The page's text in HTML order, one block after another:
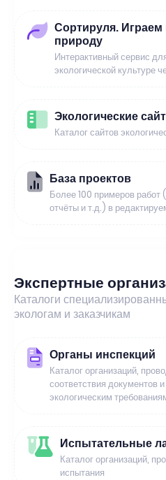
Сортируля.
природу
Интерактивный сервис
экологической культуре
Экологические
Каталог сайтов
База проектов
Более 100 примеров
отчёты и т.д.) в
Экспертные
Каталоги
экологам и заказчикам
Органы инспекций
Каталог организаций,
соответствия документов
экологическим
Испытательные
Каталог организаций,
испытания